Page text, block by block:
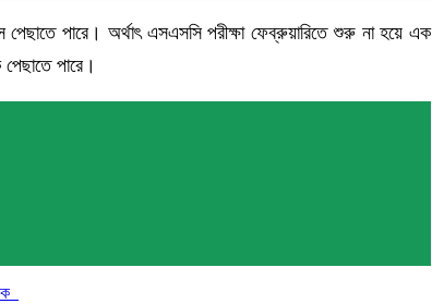
পারে। অর্থাৎ এসএসসি পরীক্ষা ফেব্রুয়ারিতে শুরু না হয়ে এক
পারে।